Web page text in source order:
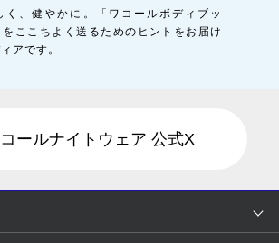
く、健やかに。「ワコールボディブッ
ここちよく送るためのヒントをお届け
アです。
ールナイトウェア 公式X